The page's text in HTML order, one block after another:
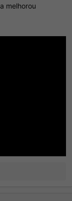
melhorou